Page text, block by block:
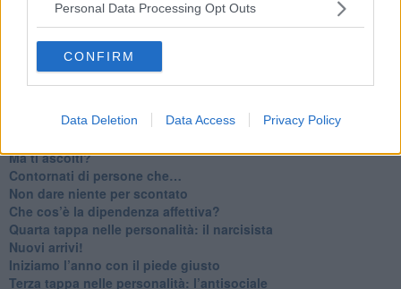
Personal Data Processing Opt Outs
CONFIRM
Data Deletion Data Access Privacy Policy
​Cose che ci esauriscono
​Vespa che passione!
​Lasciate ai vostri figli il diritto di piangere
​Parole d’amore regalate al vento
​Essere genitori di un adolescente
​Giornata del Fiocchetto Lilla
Ma ti ascolti?
Contornati di persone che…
Non dare niente per scontato
Che cos’è la dipendenza affettiva?
Quarta tappa nelle personalità: il narcisista
​Nuovi arrivi!
​Iniziamo l’anno con il piede giusto
​Terza tappa nelle personalità: l’antisociale